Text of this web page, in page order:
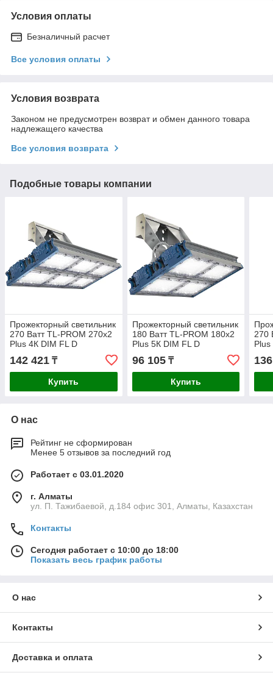
Условия оплаты
Безналичный расчет
Все условия оплаты
Условия возврата
Законом не предусмотрен возврат и обмен данного товара
надлежащего качества
Все условия возврата
Подобные товары компании
Прожекторный светильник
270 Ватт TL-PROM 270х2
Plus 4К DIM FL D
142 421 ₸
Купить
Прожекторный светильник
180 Ватт TL-PROM 180х2
Plus 5К DIM FL D
96 105₸
Купить
270
Plus
О нас
Рейтинг не сформирован
Менее 5 отзывов за последний год
Работает с 03.01.2020
г. Алматы
ул. П. Тажибаевой, д.184 офис 301, Алматы, Казахстан
Контакты
Сегодня работает с 10:00 до 18:00
Показать весь график работы
О нас
Контакты
Доставка и оплата